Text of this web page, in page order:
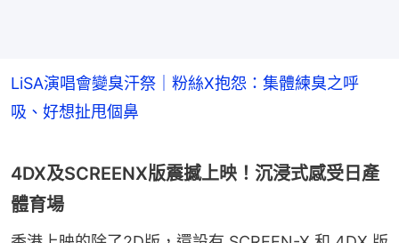
LiSA演唱會變臭汗祭｜粉絲X抱怨：集體練臭之呼
吸、好想扯甩個鼻
4DX及SCREENX版震撼上映！沉浸式感受日產
體育場